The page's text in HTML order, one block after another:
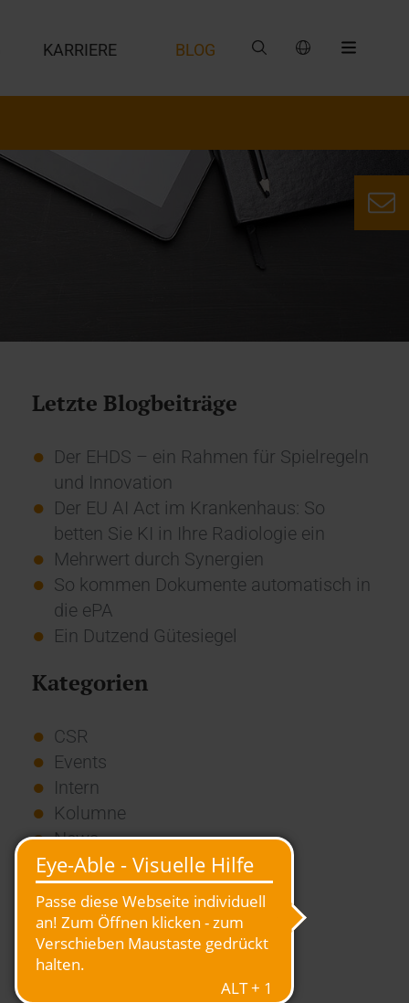
KARRIERE BLOG
Letzte Blogbeiträge
Der EHDS – ein Rahmen für Spielregeln
und Innovation
Der EU AI Act im Krankenhaus: So
betten Sie KI in Ihre Radiologie ein
Mehrwert durch Synergien
So kommen Dokumente automatisch in
die ePA
Ein Dutzend Gütesiegel
Kategorien
CSR
Events
Intern
Kolumne
News
Overview
Presse
Report
Standard Echo
Stories